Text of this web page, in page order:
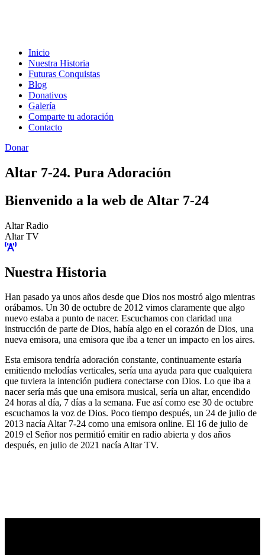
Inicio
Nuestra Historia
Futuras Conquistas
Blog
Donativos
Galería
Comparte tu adoración
Contacto
Donar
Altar 7-24. Pura Adoración
Bienvenido a la web de Altar 7-24
Altar Radio
Altar TV
Nuestra Historia
Han pasado ya unos años desde que Dios nos mostró algo mientras
orábamos. Un 30 de octubre de 2012 vimos claramente que algo
nuevo estaba a punto de nacer. Escuchamos con claridad una
instrucción de parte de Dios, había algo en el corazón de Dios, una
nueva emisora, una emisora que iba a tener un impacto en los aires.
Esta emisora tendría adoración constante, continuamente estaría
emitiendo melodías verticales, sería una ayuda para que cualquiera
que tuviera la intención pudiera conectarse con Dios. Lo que iba a
nacer sería más que una emisora musical, sería un altar, encendido
24 horas al día, 7 días a la semana. Fue así como ese 30 de octubre
escuchamos la voz de Dios. Poco tiempo después, un 24 de julio de
2013 nacía Altar 7-24 como una emisora online. El 16 de julio de
2019 el Señor nos permitió emitir en radio abierta y dos años
después, en julio de 2021 nacía Altar TV.